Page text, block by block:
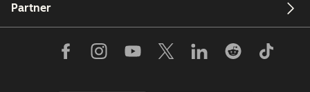
Partner